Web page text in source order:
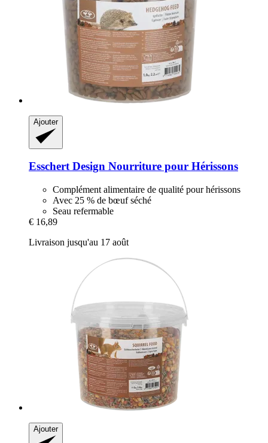
Ajouter
Esschert Design Nourriture pour Hérissons
Complément alimentaire de qualité pour hérissons
Avec 25 % de bœuf séché
Seau refermable
€ 16,89
Livraison jusqu'au 17 août
Ajouter